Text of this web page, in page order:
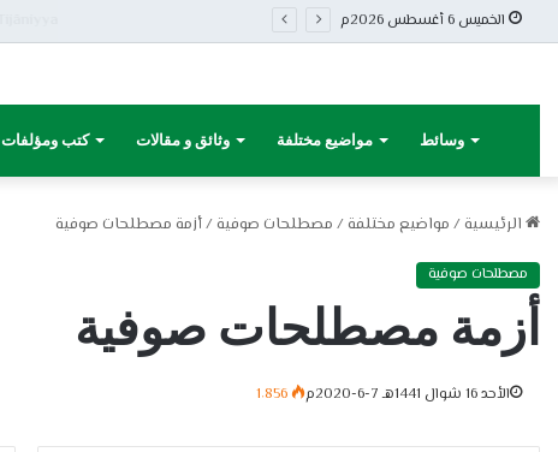
الخميس 6 أغسطس 2026م
كتب ومؤلفات وثائق و مقالات مواضيع مختلفة وسائط
الرئيسية / مواضيع مختلفة / مصطلحات صوفية /أزمة مصطلحات صوفية
مصطلحات صوفية
أزمة مصطلحات صوفية
الأحد 16 شوال 1441هـ 7-6-2020م